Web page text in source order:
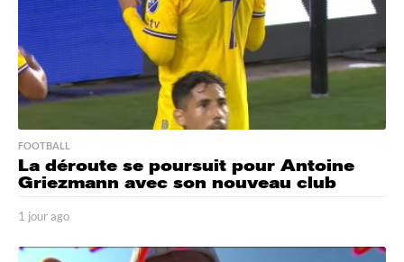
FOOTBALL
La déroute se poursuit pour Antoine
Griezmann avec son nouveau club
1 jour ago
o